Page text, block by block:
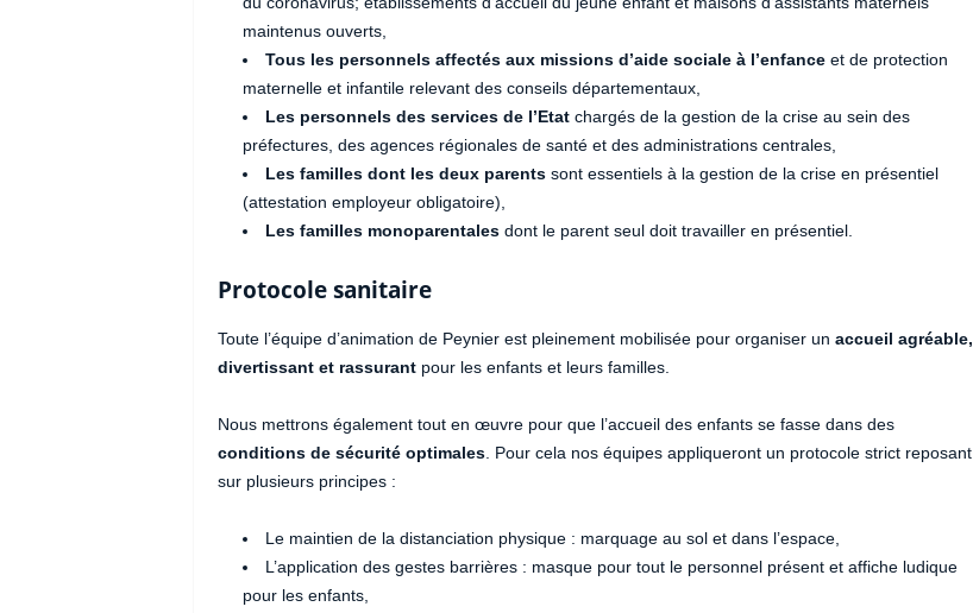
maintenus ouverts,
Tous les personnels affectés aux missions d’aide sociale à l’enfanceet de protection
maternelle et infantile relevant des conseils départementaux,
Les personnels des services de l’Etatchargés de la gestion de la crise au sein des
préfectures, des agences régionales de santé et des administrations centrales,
Les familles dont les deux parentssont essentiels à la gestion de la crise en présentiel
(attestation employeur obligatoire),
Les familles monoparentalesdont le parent seul doit travailler en présentiel.
Protocole sanitaire
Toute l’équipe d’animation de Peynier est pleinement mobilisée pour organiser un accueil agréable,
divertissant et rassurantpour les enfants et leurs familles.
Nous mettrons également tout en œuvre pour que l’accueil des enfants se fasse dans des
conditions de sécurité optimales. Pour cela nos équipes appliqueront un protocole strict reposant
sur plusieurs principes :
Le maintien de la distanciation physique : marquage au sol et dans l’espace,
L’application des gestes barrières : masque pour tout le personnel présent et affiche ludique
pour les enfants,